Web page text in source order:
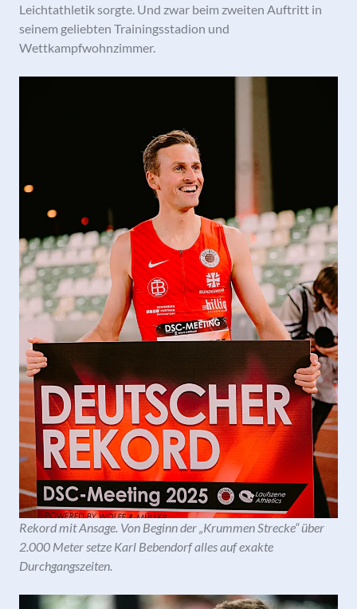
Leichtathletik sorgte. Und zwar beim zweiten Auftritt in
seinem geliebten Trainingsstadion und
Wettkampfwohnzimmer.
Rekord mit Ansage. Von Beginn der „Krummen Strecke“ über
2.000 Meter setze Karl Bebendorf alles auf exakte
Durchgangszeiten.